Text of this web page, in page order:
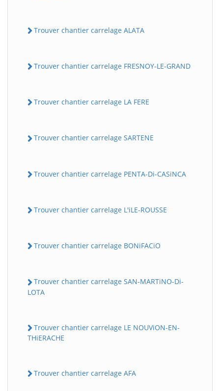
Trouver chantier carrelage ALATA
Trouver chantier carrelage FRESNOY-LE-GRAND
Trouver chantier carrelage LA FERE
Trouver chantier carrelage SARTENE
Trouver chantier carrelage PENTA-Di-CASiNCA
Trouver chantier carrelage L'iLE-ROUSSE
Trouver chantier carrelage BONiFACiO
Trouver chantier carrelage SAN-MARTiNO-Di-
LOTA
Trouver chantier carrelage LE NOUViON-EN-
THiERACHE
Trouver chantier carrelage AFA